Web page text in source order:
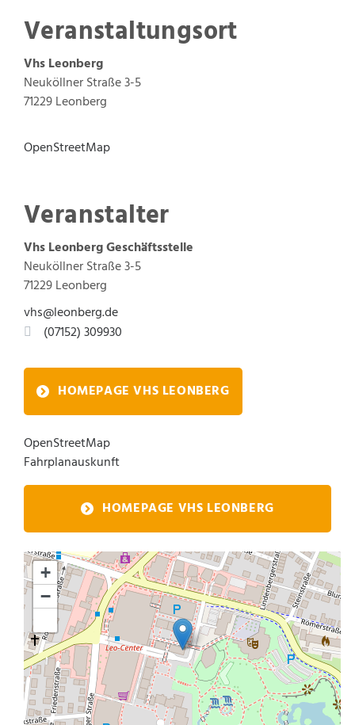
Veranstaltungsort
Vhs Leonberg
Neuköllner Straße 3-5
71229 Leonberg
OpenStreetMap
Veranstalter
Vhs LeonbergGeschäftsstelle
Neuköllner Straße 3-5
71229Leonberg
OpenStreetMap
Fahrplanauskunft
HOMEPAGE VHS LEONBERG
vhs@leonberg.de
(07152) 309930
HOMEPAGE VHS LEONBERG
+
−